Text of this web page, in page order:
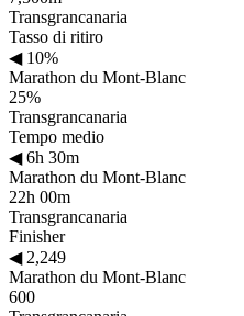
Transgrancanaria
Tasso di ritiro
◀10%
Marathon du Mont-Blanc
25%
Transgrancanaria
Tempo medio
◀6h 30m
Marathon du Mont-Blanc
22h 00m
Transgrancanaria
Finisher
◀2,249
Marathon du Mont-Blanc
600